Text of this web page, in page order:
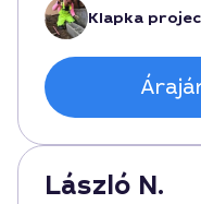
megbízható segítőre
bekötése kapcsán.
Klapka
László N.